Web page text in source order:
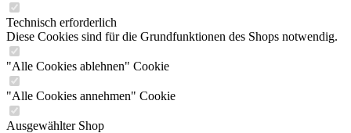
Technisch erforderlich
Diese Cookies sind für die Grundfunktionen des Shops notwendig.
"Alle Cookies ablehnen" Cookie
"Alle Cookies annehmen" Cookie
Ausgewählter Shop